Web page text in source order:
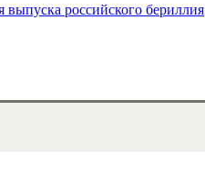
выпуска российского бериллия